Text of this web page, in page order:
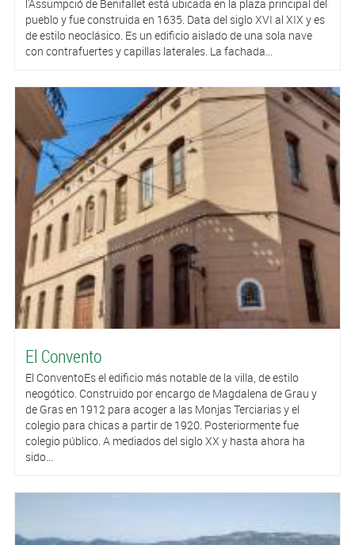
l'Assumpció de Benifallet está ubicada en la plaza principal del
pueblo y fue construida en 1635. Data del siglo XVI al XIX y es
de estilo neoclásico. Es un edificio aislado de una sola nave
con contrafuertes y capillas laterales. La fachada...
El Convento
El ConventoEs el edificio más notable de la villa, de estilo
neogótico. Construido por encargo de Magdalena de Grau y
de Gras en 1912 para acoger a las Monjas Terciarias y el
colegio para chicas a partir de 1920. Posteriormente fue
colegio público. A mediados del siglo XX y hasta ahora ha
sido...